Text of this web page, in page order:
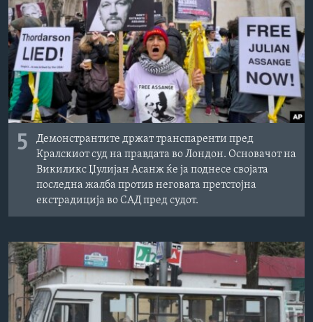
ИНТЕРВЈУА
Јазици
5
Демонстрантите држат транспаренти пред
Кралскиот суд на правдата во Лондон. Основачот на
Викиликс Џулијан Асанж ќе ја поднесе својата
последна жалба против неговата претстојна
екстрадиција во САД пред судот.